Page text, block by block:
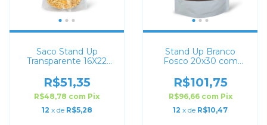
Saco Stand Up
Transparente 16X22
R$51,35
R$48,78 com Pix
12 x de R$5,28
Stand Up Branco
Fosco 20x30 com
R$101,75
R$96,66 com Pix
12 x de R$10,47